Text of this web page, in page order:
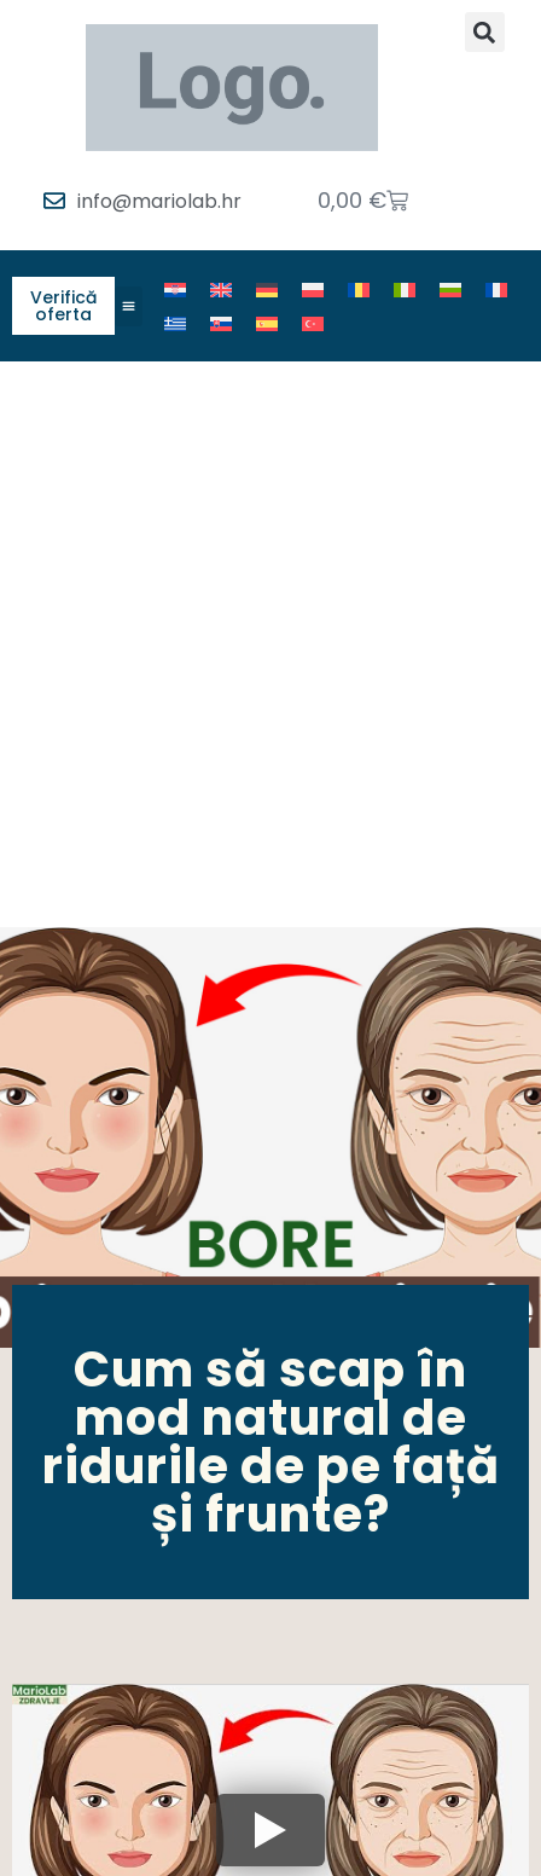
info@mariolab.hr 0,00 €
Verifică
oferta
Cum să scap în
mod natural de
ridurile de pe față
și frunte?